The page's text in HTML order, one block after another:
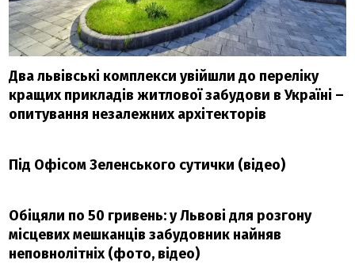
Два львівські комплекси увійшли до переліку
кращих прикладів житлової забудови в Україні –
опитування незалежних архітекторів
Під Офісом Зеленського сутички (відео)
Обіцяли по 50 гривень: у Львові для розгону
місцевих мешканців забудовник найняв
неповнолітніх (фото, відео)